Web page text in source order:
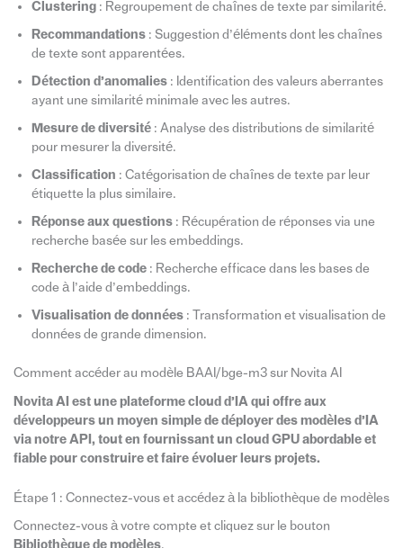
Clustering: Regroupement de chaînes de texte par similarité.
Recommandations: Suggestion d’éléments dont les chaînes
de texte sont apparentées.
Détection d’anomalies: Identification des valeurs aberrantes
ayant une similarité minimale avec les autres.
Mesure de diversité: Analyse des distributions de similarité
pour mesurer la diversité.
Classification : Catégorisation de chaînes de texte par leur
étiquette la plus similaire.
Réponse aux questions: Récupération de réponses via une
recherche basée sur les embeddings.
Recherche de code: Recherche efficace dans les bases de
code à l’aide d’embeddings.
Visualisation de données: Transformation et visualisation de
données de grande dimension.
Comment accéder au modèle BAAI/bge-m3 sur Novita AI
Novita AI est une plateforme cloud d’IA qui offre aux
développeurs un moyen simple de déployer des modèles d’IA
via notre API, tout en fournissant un cloud GPU abordable et
fiable pour construire et faire évoluer leurs projets.
Étape 1 : Connectez-vous et accédez à la bibliothèque de modèles
Connectez-vous à votre compte et cliquez sur le bouton
Bibliothèque de modèles.